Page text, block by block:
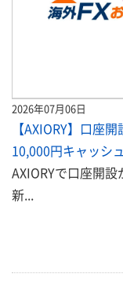
2026年07月06日
【AXIORY】口座
10,000円キャッシ
AXIORYで口座開
新...